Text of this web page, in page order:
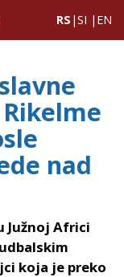
RS |SI | EN
nad
Južnoj Africi
koja je preko